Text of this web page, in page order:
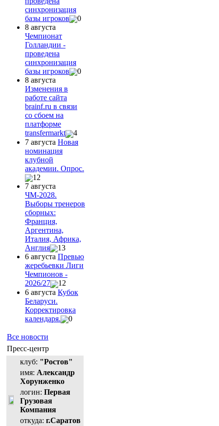
синхронизация
базы игроков
0
8 августа
Чемпионат
Голландии -
проведена
синхронизация
базы игроков
0
8 августа
Изменения в
работе сайта
brainf.ru в связи
со сбоем на
платформе
transfermarkt
4
7 августа Новая
номинация
клубной
академии. Опрос.
12
7 августа
ЧМ-2028.
Выборы тренеров
сборных:
Франция,
Аргентина,
Италия, Африка,
Англия
13
6 августа Превью
жеребьевки Лиги
Чемпионов -
2026/27
12
6 августа Кубок
Беларуси.
Корректировка
календаря.
0
Все новости
Пресс-центр
клуб: "Ростов"
имя: Александр
Хорунженко
логин: Первая
Грузовая
Компания
откуда: г.Саратов